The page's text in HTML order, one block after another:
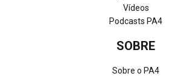
Vídeos
Podcasts PA4
SOBRE
Sobre o PA4